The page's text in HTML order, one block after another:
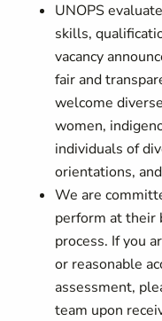
UNOPS
skills,
vacancy
fair and
welcome
women,
individuals of
orientations,
We are
perform at their
process. If you
or reasonable
assessment,
team upon